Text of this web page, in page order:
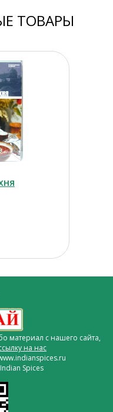
ТОВАРЫ
материал с нашего сайта,
на нас
Spices